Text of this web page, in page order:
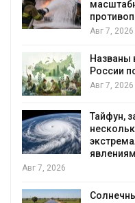
из-за
пены
экологические НКО
2025 года
пожары: сразу
столкнулись с
природными
над каналами